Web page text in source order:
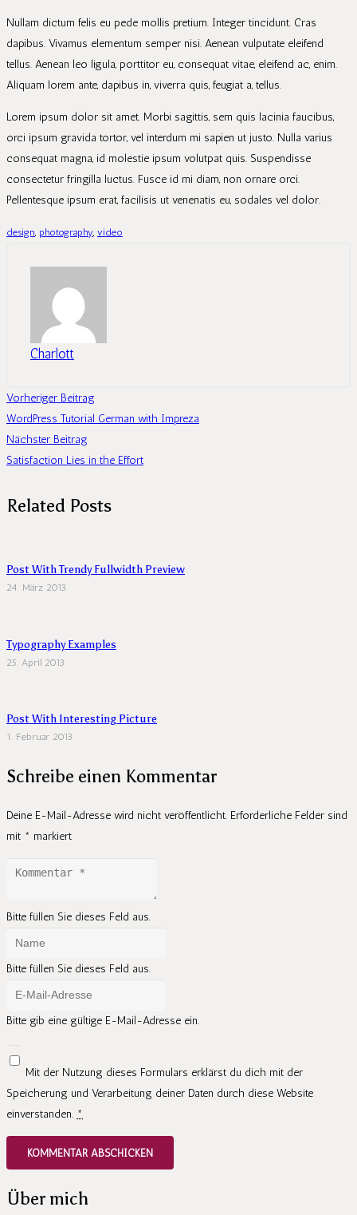
Nullam dictum felis eu pede mollis pretium. Integer tincidunt. Cras
dapibus. Vivamus elementum semper nisi. Aenean vulputate eleifend
tellus. Aenean leo ligula, porttitor eu, consequat vitae, eleifend ac, enim.
Aliquam lorem ante, dapibus in, viverra quis, feugiat a, tellus.
Lorem ipsum dolor sit amet. Morbi sagittis, sem quis lacinia faucibus,
orci ipsum gravida tortor, vel interdum mi sapien ut justo. Nulla varius
consequat magna, id molestie ipsum volutpat quis. Suspendisse
consectetur fringilla luctus. Fusce id mi diam, non ornare orci.
Pellentesque ipsum erat, facilisis ut venenatis eu, sodales vel dolor.
design photography video
Charlott
Vorheriger Beitrag
WordPress Tutorial German with Impreza
Nächster Beitrag
Satisfaction Lies in the Effort
Related Posts
Post With Trendy Fullwidth Preview
24. März 2013
Typography Examples
25. April 2013
Post With Interesting Picture
1. Februar 2013
Schreibe einen Kommentar
Deine E-Mail-Adresse wird nicht veröffentlicht. Erforderliche Felder sind
mit * markiert
Bitte füllen Sie dieses Feld aus.
Bitte füllen Sie dieses Feld aus.
Bitte gib eine gültige E-Mail-Adresse ein.
Mit der Nutzung dieses Formulars erklärst du dich mit der
Speicherung und Verarbeitung deiner Daten durch diese Website
einverstanden. *
KOMMENTAR ABSCHICKEN
Über mich